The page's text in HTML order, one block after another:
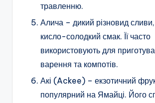
травленню.
Алича – дикий різновид
кисло-солодкий смак. Її часто
використовують для
варення та компотів.
Акі (Ackee) – екзотичний
популярний на Ямайці. Його